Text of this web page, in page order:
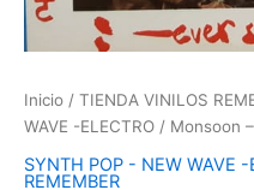
Inicio / TIENDA VINILOS
WAVE -ELECTRO / Monsoon
SYNTH POP - NEW WAVE -
REMEMBER